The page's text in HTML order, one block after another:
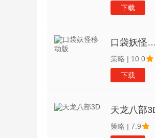
下载
口袋妖怪移动版
策略 | 10.0
下载
天龙八部
策略 | 7.9